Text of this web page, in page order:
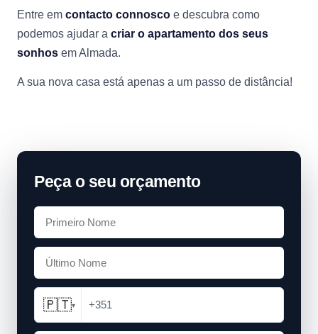
Entre em contacto connosco e descubra como
podemos ajudar a criar o apartamento dos seus
sonhos em Almada.
A sua nova casa está apenas a um passo de distância!
Peça o seu orçamento
🇵🇹▾ +351